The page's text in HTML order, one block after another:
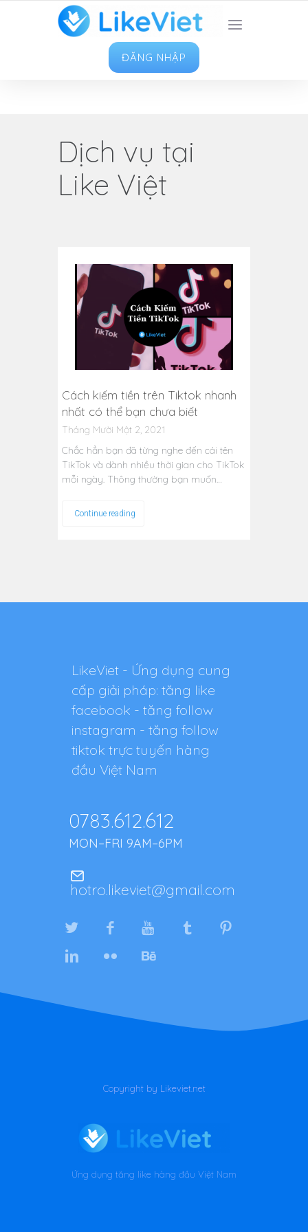
TOP 1 ỨNG DỤNG TĂNG LIKE HAY NHẤT VIỆT
NAM
ĐĂNG NHẬP
Dịch vụ tại
Like Việt
Cách kiếm tiền trên Tiktok nhanh
nhất có thể bạn chưa biết
Tháng Mười Một 2, 2021
Chắc hẳn bạn đã từng nghe đến cái tên
TikTok và dành nhiều thời gian cho TikTok
mỗi ngày. Thông thường bạn muốn…
Continue reading
LikeViet - Ứng dụng cung
cấp giải pháp: tăng like
facebook - tăng follow
instagram - tăng follow
tiktok trực tuyến hàng
đầu Việt Nam
0783.612.612
MON–FRI 9AM–6PM
hotro.likeviet@gmail.com
Copyright by Likeviet.net
Ứng dụng tăng like hàng đầu Việt Nam